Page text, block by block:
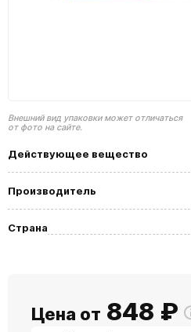
Внешний вид упаковки может отличаться
от фото на сайте.
Действующее вещество
Производитель
Страна
Цена от 848 ₽